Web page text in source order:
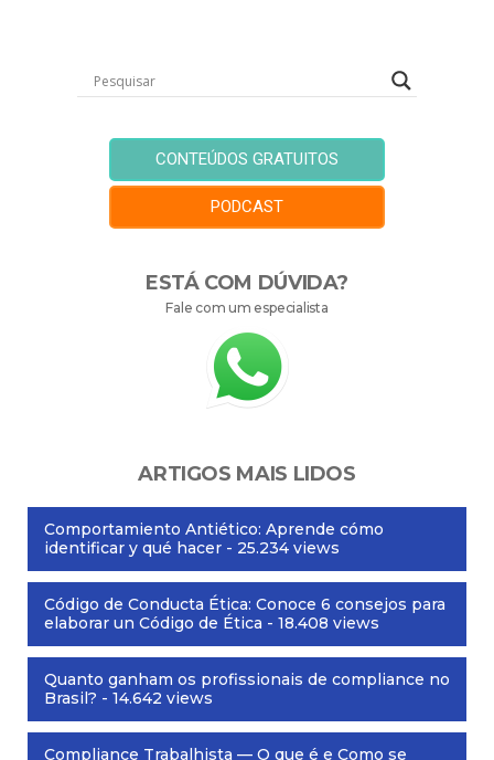
CONTEÚDOS GRATUITOS
PODCAST
ESTÁ COM DÚVIDA?
Fale com um especialista
ARTIGOS MAIS LIDOS
Comportamiento Antiético: Aprende cómo
identificar y qué hacer - 25.234 views
Código de Conducta Ética: Conoce 6 consejos para
elaborar un Código de Ética - 18.408 views
Quanto ganham os profissionais de compliance no
Brasil? - 14.642 views
Compliance Trabalhista — O que é e Como se